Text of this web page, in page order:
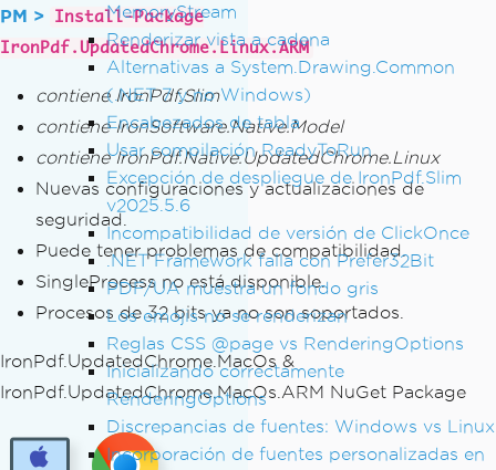
MemoryStream
Renderizar vista a cadena
Alternativas a System.Drawing.Common
(.NET 7 y no Windows)
Encabezados de tabla
Usar compilación ReadyToRun
Excepción de despliegue de IronPdf.Slim
v2025.5.6
Incompatibilidad de versión de ClickOnce
.NET Framework falla con Prefer32Bit
PDF/UA muestra un fondo gris
Los emojis no se renderizan
Reglas CSS @page vs RenderingOptions
Inicializando correctamente
RenderingOptions
Discrepancias de fuentes: Windows vs Linux
Incorporación de fuentes personalizadas en
PM >
Install-Package
IronPdf.UpdatedChrome.Linux.ARM
contiene IronPdf.Slim
contiene IronSoftware.Native.Model
contiene IronPdf.Native.UpdatedChrome.Linux
Nuevas configuraciones y actualizaciones de
seguridad.
Puede tener problemas de compatibilidad.
SingleProcess no está disponible.
Procesos de 32 bits ya no son soportados.
IronPdf.UpdatedChrome.MacOs &
IronPdf.UpdatedChrome.MacOs.ARM NuGet Package